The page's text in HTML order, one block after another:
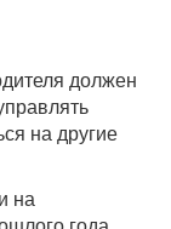
должен
на другие
на